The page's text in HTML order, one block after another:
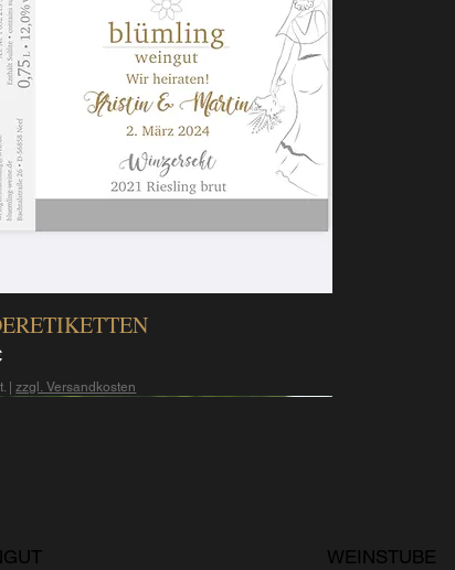
|zzgl. Versandkosten
WEINSTUBE